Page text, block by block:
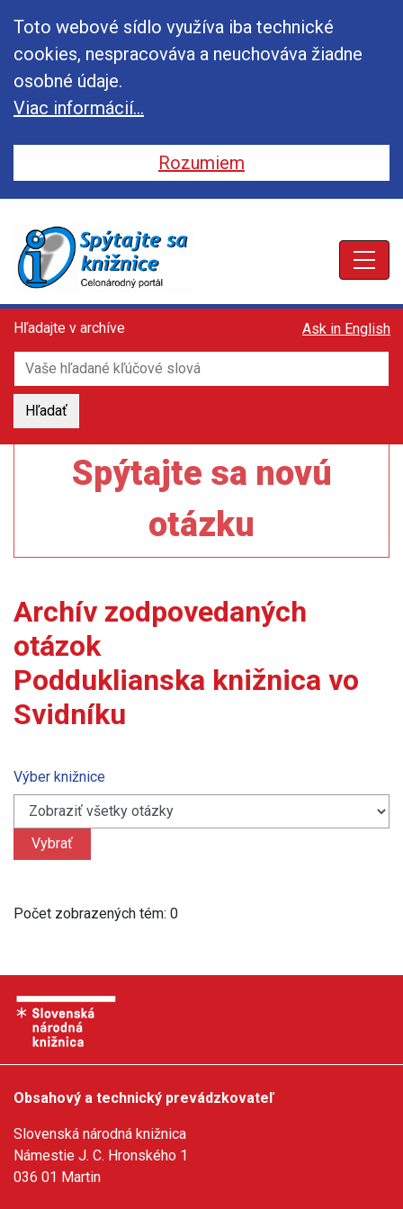
Toto webové sídlo využíva iba technické
cookies, nespracováva a neuchováva žiadne
osobné údaje.
Viac informácií...
Rozumiem
Hľadajte v archíve Ask in English
Spýtajte sa novú
otázku
Archív zodpovedaných
otázok
Podduklianska knižnica vo
Svidníku
Výber knižnice
Počet zobrazených tém: 0
Obsahový a technický prevádzkovateľ
Slovenská národná knižnica
Námestie J. C. Hronského 1
036 01 Martin